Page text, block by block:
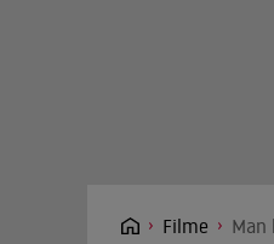
Filme Man